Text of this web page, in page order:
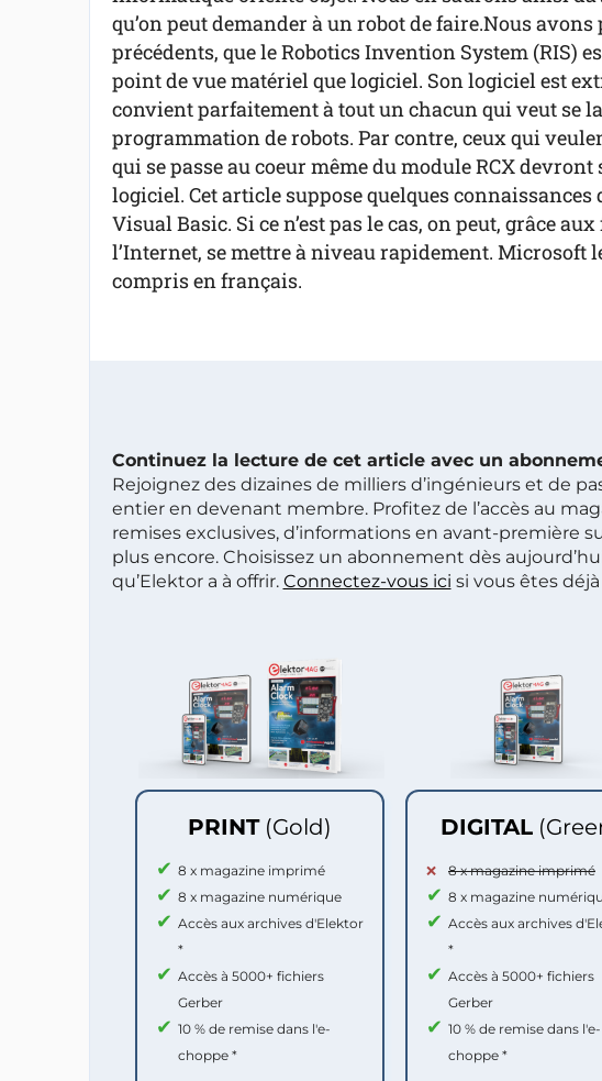
qu’on peut demander à un robot de faire.Nous
précédents, que le Robotics Invention System (RIS)
point de vue matériel que logiciel. Son logiciel est
convient parfaitement à tout un chacun qui veut se
programmation de robots. Par contre, ceux qui
qui se passe au coeur même du module RCX
logiciel. Cet article suppose quelques
Visual Basic. Si ce n’est pas le cas, on peut, grâce
l’Internet, se mettre à niveau rapidement. Microsoft
compris en français.
Continuez la lecture de cet article avec un
Rejoignez des dizaines de milliers d’ingénieurs et de
entier en devenant membre. Profitez de l’accès au
remises exclusives, d’informations en avant-première
plus encore. Choisissez un abonnement dès
qu’Elektor a à offrir. Connectez-vous ici si vous êtes
PRINT (Gold)
8 x magazine imprimé
8 x magazine numérique
Accès aux archives d'Elektor
*
Accès à 5000+ fichiers
Gerber
10 % de remise dans l'e-
choppe *
DIGITAL
8 x magazine imprimé
8 x magazine
Accès aux archives
*
Accès à 5000+ fichiers
Gerber
10 % de remise dans l'e-
choppe *